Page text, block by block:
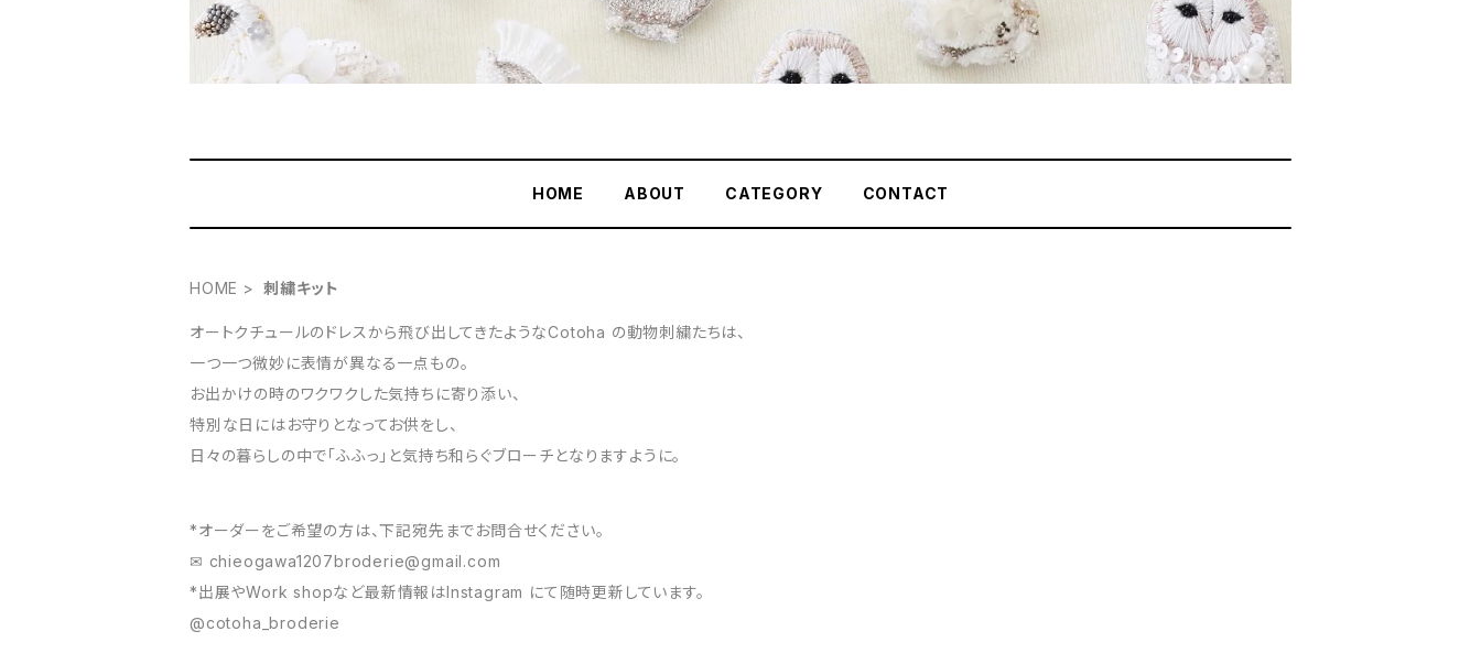
HOME ABOUT CATEGORY CONTACT
HOME 刺繍キット
オートクチュールのドレスから飛び出してきたようなCotoha の動物刺繍たちは、
一つ一つ微妙に表情が異なる一点もの。
お出かけの時のワクワクした気持ちに寄り添い、
特別な日にはお守りとなってお供をし、
日々の暮らしの中で「ふふっ」と気持ち和らぐブローチとなりますように。
*オーダーをご希望の方は、下記宛先までお問合せください。
✉︎ chieogawa1207broderie@gmail.com
*出展やWork shopなど最新情報はInstagram にて随時更新しています。
@cotoha_broderie